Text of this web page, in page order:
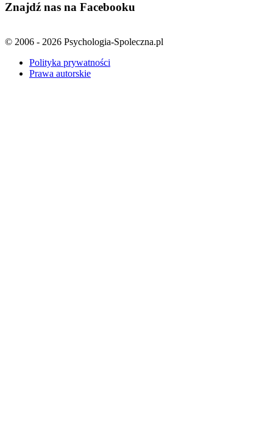
Znajdź nas na Facebooku
© 2006 - 2026 Psychologia-Spoleczna.pl
Polityka prywatności
Prawa autorskie